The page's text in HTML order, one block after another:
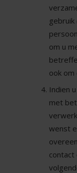
gebruik
om u
ook om
Indien
met
wenst
contact